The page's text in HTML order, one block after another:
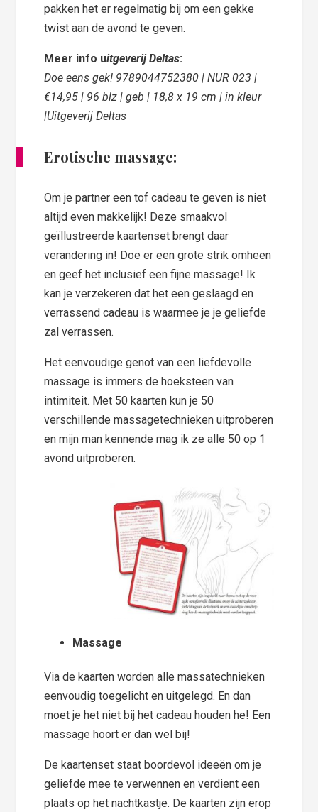
pakken het er regelmatig bij om een gekke
twist aan de avond te geven.
Meer info uitgeverij Deltas:
Doe eens gek! 9789044752380 | NUR 023 |
€14,95 | 96 blz | geb | 18,8 x 19 cm | in kleur
|Uitgeverij Deltas
Erotische massage:
Om je partner een tof cadeau te geven is niet
altijd even makkelijk! Deze smaakvol
geïllustreerde kaartenset brengt daar
verandering in! Doe er een grote strik omheen
en geef het inclusief een fijne massage! Ik
kan je verzekeren dat het een geslaagd en
verrassend cadeau is waarmee je je geliefde
zal verrassen.
Het eenvoudige genot van een liefdevolle
massage is immers de hoeksteen van
intimiteit. Met 50 kaarten kun je 50
verschillende massagetechnieken uitproberen
en mijn man kennende mag ik ze alle 50 op 1
avond uitproberen.
Massage
Via de kaarten worden alle massatechnieken
eenvoudig toegelicht en uitgelegd. En dan
moet je het niet bij het cadeau houden he! Een
massage hoort er dan wel bij!
De kaartenset staat boordevol ideeën om je
geliefde mee te verwennen en verdient een
plaats op het nachtkastje. De kaarten zijn erop